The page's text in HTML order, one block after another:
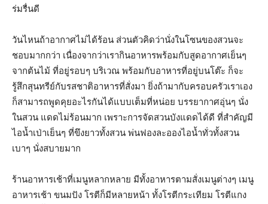
ร่มรื่นดี
วันไหนถ้าอากาศไม่ได้ร้อน ส่วนตัวคิดว่านั่งในโซนของสวนจะ
ชอบมากกว่า เนื่องจากว่าเรากินอาหารพร้อมกับสูดอากาศเย็นๆ
จากต้นไม้ ที่อยู่รอบๆ บริเวณ พร้อมกับอาหารที่อยู่บนโต๊ะ ก็จะ
รู้สึกสุนทรีย์กับรสชาติอาหารที่สั่งมา ยิ่งถ้ามากับครอบครัวเราเอง
ก็สามารถพูดคุยอะไรกันได้แบบเต็มที่หน่อย บรรยากาศอุ่นๆ นั่ง
ในสวน แดดไม่ร้อนมาก เพราะการจัดสวนบังแดดได้ดี ที่สำคัญมี
ไอน้ำเป่าเย็นๆ ที่ขึงยาวทั้งสวน พ่นฟองละอองไอน้ำทั่วทั้งสวน
เบาๆ นั่งสบายมาก
ร้านอาหารเช้าที่เมนูหลากหลาย มีทั้งอาหารตามสั่งเมนูต่างๆ เมนู
อาหารเช้า ขนมปัง โรตีก็มีหลายหน้า ทั้งโรตีกระเทียม โรตีแกง